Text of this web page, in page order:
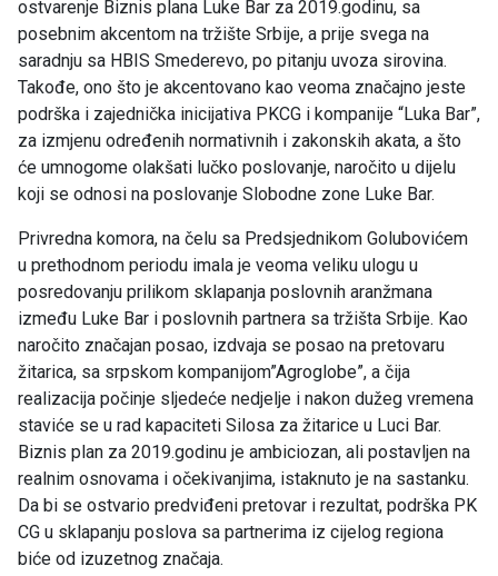
ostvarenje Biznis plana Luke Bar za 2019.godinu, sa
posebnim akcentom na tržište Srbije, a prije svega na
saradnju sa HBIS Smederevo, po pitanju uvoza sirovina.
Takođe, ono što je akcentovano kao veoma značajno jeste
podrška i zajednička inicijativa PKCG i kompanije “Luka Bar”,
za izmjenu određenih normativnih i zakonskih akata, a što
će umnogome olakšati lučko poslovanje, naročito u dijelu
koji se odnosi na poslovanje Slobodne zone Luke Bar.
Privredna komora, na čelu sa Predsjednikom Golubovićem
u prethodnom periodu imala je veoma veliku ulogu u
posredovanju prilikom sklapanja poslovnih aranžmana
između Luke Bar i poslovnih partnera sa tržišta Srbije. Kao
naročito značajan posao, izdvaja se posao na pretovaru
žitarica, sa srpskom kompanijom”Agroglobe”, a čija
realizacija počinje sljedeće nedjelje i nakon dužeg vremena
staviće se u rad kapaciteti Silosa za žitarice u Luci Bar.
Biznis plan za 2019.godinu je ambiciozan, ali postavljen na
realnim osnovama i očekivanjima, istaknuto je na sastanku.
Da bi se ostvario predviđeni pretovar i rezultat, podrška PK
CG u sklapanju poslova sa partnerima iz cijelog regiona
biće od izuzetnog značaja.